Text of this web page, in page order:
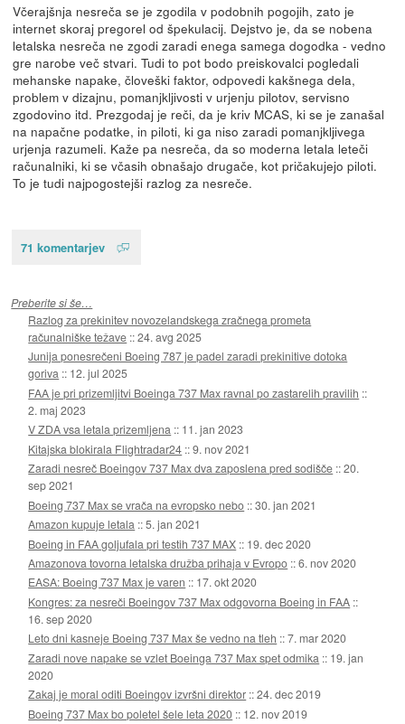
Včerajšnja nesreča se je zgodila v podobnih pogojih, zato je
internet skoraj pregorel od špekulacij. Dejstvo je, da se nobena
letalska nesreča ne zgodi zaradi enega samega dogodka - vedno
gre narobe več stvari. Tudi to pot bodo preiskovalci pogledali
mehanske napake, človeški faktor, odpovedi kakšnega dela,
problem v dizajnu, pomanjkljivosti v urjenju pilotov, servisno
zgodovino itd. Prezgodaj je reči, da je kriv MCAS, ki se je zanašal
na napačne podatke, in piloti, ki ga niso zaradi pomanjkljivega
urjenja razumeli. Kaže pa nesreča, da so moderna letala leteči
računalniki, ki se včasih obnašajo drugače, kot pričakujejo piloti.
To je tudi najpogostejši razlog za nesreče.
71 komentarjev
Preberite si še…
Razlog za prekinitev novozelandskega zračnega prometa
računalniške težave ::24. avg 2025
Junija ponesrečeni Boeing 787 je padel zaradi prekinitive dotoka
goriva :: 12. jul 2025
FAA je pri prizemljitvi Boeinga 737 Max ravnal po zastarelih pravilih ::
2. maj 2023
V ZDA vsa letala prizemljena :: 11. jan 2023
Kitajska blokirala Flightradar24 ::9. nov 2021
Zaradi nesreč Boeingov 737 Max dva zaposlena pred sodišče ::20.
sep 2021
Boeing 737 Max se vrača na evropsko nebo ::30. jan 2021
Amazon kupuje letala ::5. jan 2021
Boeing in FAA goljufala pri testih 737 MAX :: 19. dec 2020
Amazonova tovorna letalska družba prihaja v Evropo ::6. nov 2020
EASA: Boeing 737 Max je varen :: 17. okt 2020
Kongres: za nesreči Boeingov 737 Max odgovorna Boeing in FAA ::
16. sep 2020
Leto dni kasneje Boeing 737 Max še vedno na tleh ::7. mar 2020
Zaradi nove napake se vzlet Boeinga 737 Max spet odmika :: 19. jan
2020
Zakaj je moral oditi Boeingov izvršni direktor ::24. dec 2019
Boeing 737 Max bo poletel šele leta 2020 :: 12. nov 2019